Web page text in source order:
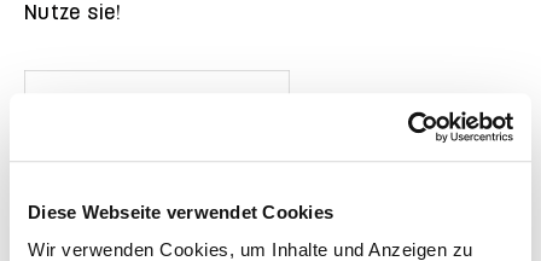
Diese Webseite verwendet Cookies
Wir verwenden Cookies, um Inhalte und Anzeigen zu
Nutze sie!